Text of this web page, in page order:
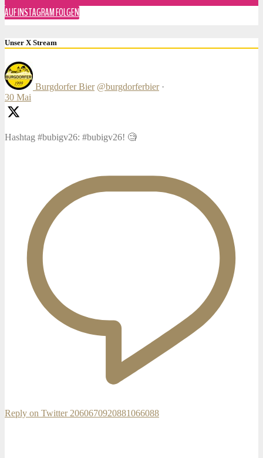
AUF INSTAGRAM FOLGEN
Unser X Stream
Burgdorfer Bier @burgdorferbier ·
30 Mai
Hashtag #bubigv26: #bubigv26! 🧐
Reply on Twitter 2060670920881066088